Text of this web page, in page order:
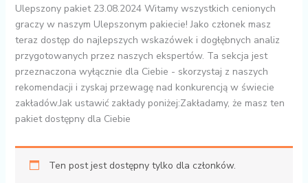
Ulepszony pakiet 23.08.2024 Witamy wszystkich cenionych
graczy w naszym Ulepszonym pakiecie! Jako członek masz
teraz dostęp do najlepszych wskazówek i dogłębnych analiz
przygotowanych przez naszych ekspertów. Ta sekcja jest
przeznaczona wyłącznie dla Ciebie - skorzystaj z naszych
rekomendacji i zyskaj przewagę nad konkurencją w świecie
zakładów.Jak ustawić zakłady poniżej:Zakładamy, że masz ten
pakiet dostępny dla Ciebie
Ten post jest dostępny tylko dla członków.